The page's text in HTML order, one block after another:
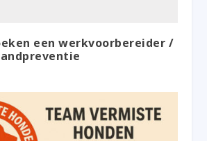
een werkvoorbereider /